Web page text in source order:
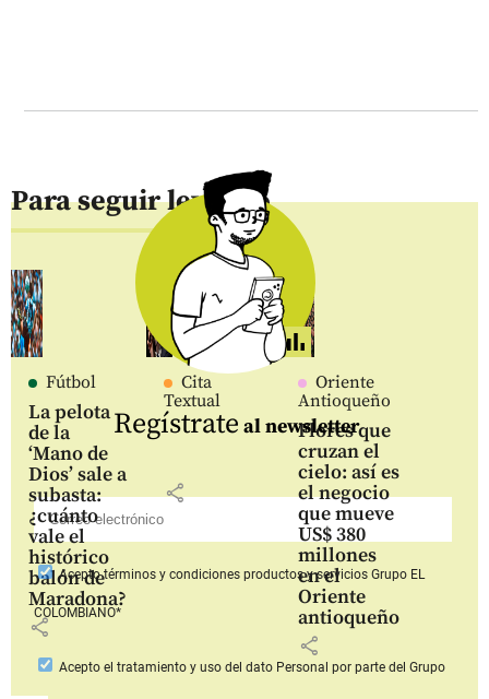
Para seguir leyendo
Fútbol
La pelota
de la
‘Mano de
Dios’ sale a
subasta:
¿cuánto
vale el
histórico
balón de
Maradona?
share
Cita
Textual
share
Oriente
Antioqueño
Flores que
cruzan el
cielo: así es
el negocio
que mueve
US$ 380
millones
en el
Oriente
antioqueño
share
Regístrate al newsletter
Aceptotérminos y condiciones productos y serviciosGrupo EL
COLOMBIANO*
Acepto el tratamiento y uso del dato Personal por parte del Grupo